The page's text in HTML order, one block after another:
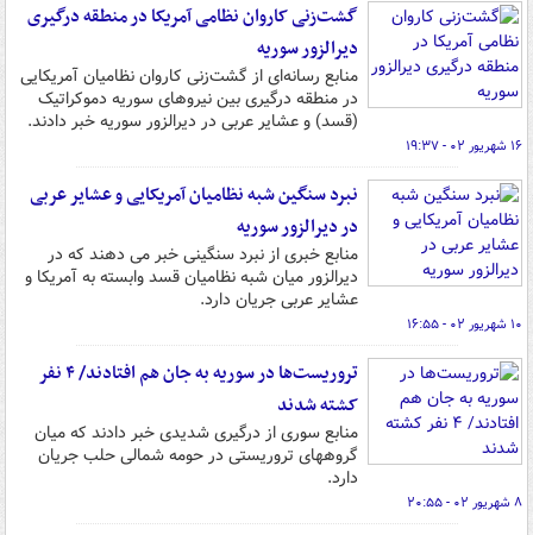
گشت‌زنی کاروان نظامی آمریکا در منطقه درگیری
دیرالزور سوریه
منابع رسانه‌ای از گشت‌زنی کاروان نظامیان آمریکایی
در منطقه درگیری بین نیروهای سوریه دموکراتیک
(قسد) و عشایر عربی در دیرالزور سوریه خبر دادند.
۱۶ شهریور ۰۲ - ۱۹:۳۷
نبرد سنگین شبه نظامیان آمریکایی و عشایر عربی
در دیرالزور سوریه
منابع خبری از نبرد سنگینی خبر می دهند که در
دیرالزور میان شبه نظامیان قسد وابسته به آمریکا و
عشایر عربی جریان دارد.
۱۰ شهریور ۰۲ - ۱۶:۵۵
تروریست‌ها در سوریه به جان هم افتادند/ ۴ نفر
کشته شدند
منابع سوری از درگیری شدیدی خبر دادند که میان
گروههای تروریستی در حومه شمالی حلب جریان
دارد.
۸ شهریور ۰۲ - ۲۰:۵۵